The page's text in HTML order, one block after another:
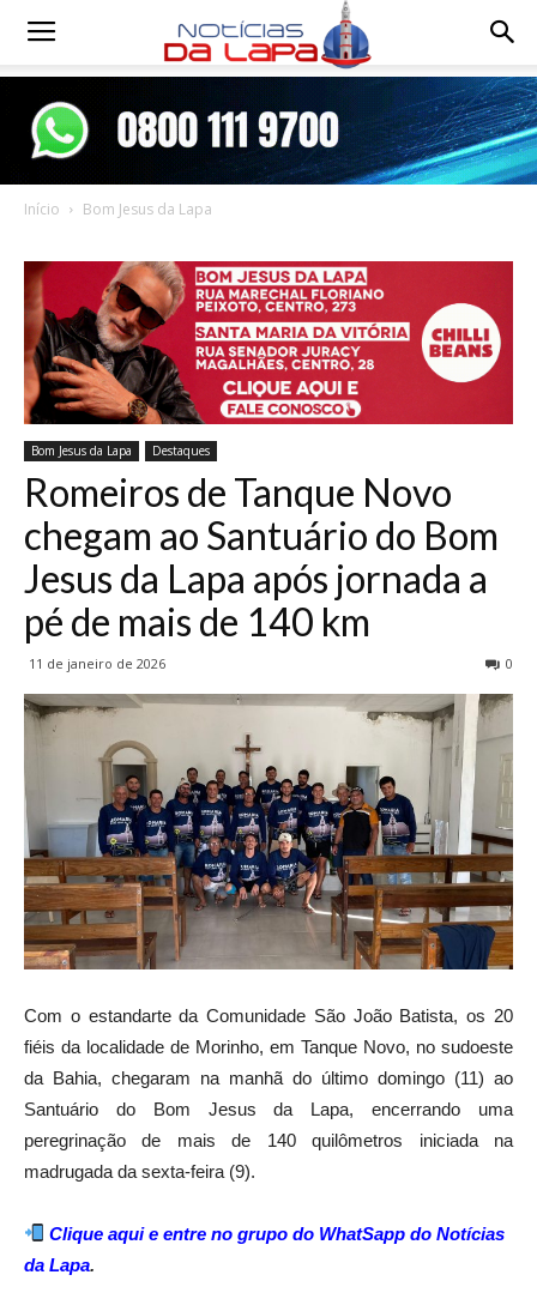
Notícias
Início Bom Jesus da Lapa
Bom Jesus da Lapa Destaques
Romeiros de Tanque Novo
chegam ao Santuário do Bom
Jesus da Lapa após jornada a
pé de mais de 140 km
11 de janeiro de 2026 0
Com o estandarte da Comunidade São João Batista, os 20
fiéis da localidade de Morinho, em Tanque Novo, no sudoeste
da Bahia, chegaram na manhã do último domingo (11) ao
Santuário do Bom Jesus da Lapa, encerrando uma
peregrinação de mais de 140 quilômetros iniciada na
madrugada da sexta-feira (9).
Clique aqui e entre no grupo do WhatSapp do Notícias
da Lapa.